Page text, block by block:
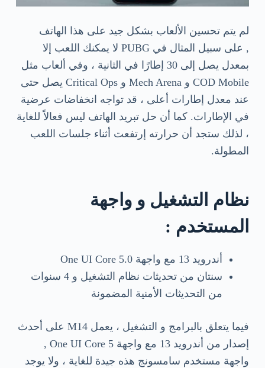
لم يتم تحسين الألعاب بشكل جيد على هذا الهاتف
, على سبيل المثال في PUBG لا يمكنك اللعب إلا
بمعدل يصل إلى 30 إطارًا في الثانية ، وفي ألعاب مثل
COD Mobile و Mech Arena و Critical Ops يصل حتى
عند معدل إطارات أعلى ، قد تواجه انخفاضات عرضية
في الإطارات. كما أن حل تبريد الهاتف ليس فعالاً للغاية
، لذلك ستجد أن حرارته إرتفعت أثناء جلسات اللعب
المطولة.
نظام التشغيل و واجهة
المستخدم :
أندرويد 13 مع واجهة One UI Core 5.0
سنتان من تحديثات نظام التشغيل و 4 سنوات
من التحديثات الأمنية المضمونة
فيما يتعلق بالبرامج و التشغيل ، يعمل M14 على أحدث
إصدار من أندرويد 13 مع واجهة One UI Core 5 ,
واجهة مستخدم سامسونج هذه جيدة للغاية ، ولا يوجد